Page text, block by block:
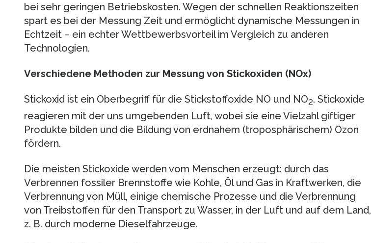
bei sehr geringen Betriebskosten. Wegen der schnellen Reaktionszeiten
spart es bei der Messung Zeit und ermöglicht dynamische Messungen in
Echtzeit – ein echter Wettbewerbsvorteil im Vergleich zu anderen
Technologien.
Verschiedene Methoden zur Messung von Stickoxiden (NOx)
Stickoxid ist ein Oberbegriff für die Stickstoffoxide NO und NO2. Stickoxide
reagieren mit der uns umgebenden Luft, wobei sie eine Vielzahl giftiger
Produkte bilden und die Bildung von erdnahem (troposphärischem) Ozon
fördern.
Die meisten Stickoxide werden vom Menschen erzeugt: durch das
Verbrennen fossiler Brennstoffe wie Kohle, Öl und Gas in Kraftwerken, die
Verbrennung von Müll, einige chemische Prozesse und die Verbrennung
von Treibstoffen für den Transport zu Wasser, in der Luft und auf dem Land,
z. B. durch moderne Dieselfahrzeuge.